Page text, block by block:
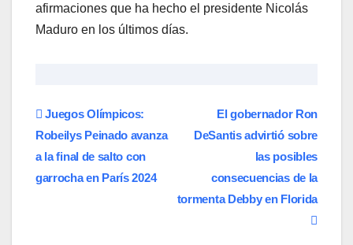
afirmaciones que ha hecho el presidente Nicolás
Maduro en los últimos días.
Navegación
de
entradas
El gobernador Ron
DeSantis advirtió sobre
las posibles
consecuencias de la
tormenta Debby en Florida
Juegos Olímpicos:
Robeilys Peinado avanza
a la final de salto con
garrocha en París 2024